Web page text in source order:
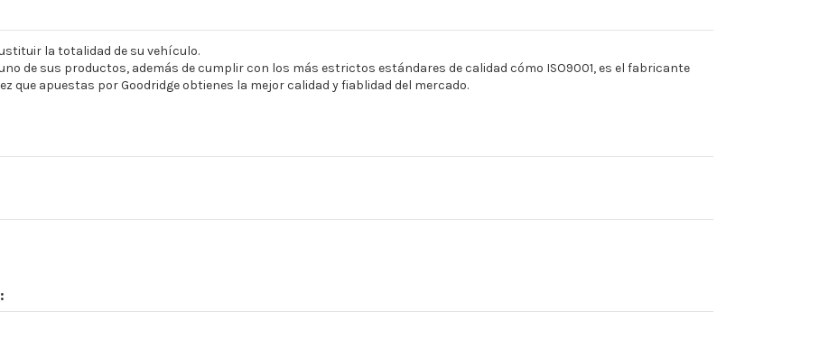
la totalidad de su vehículo.
de sus productos, además de cumplir con los más estrictos estándares de calidad cómo ISO9001, es el fabricante
que apuestas por Goodridge obtienes la mejor calidad y fiablidad del mercado.